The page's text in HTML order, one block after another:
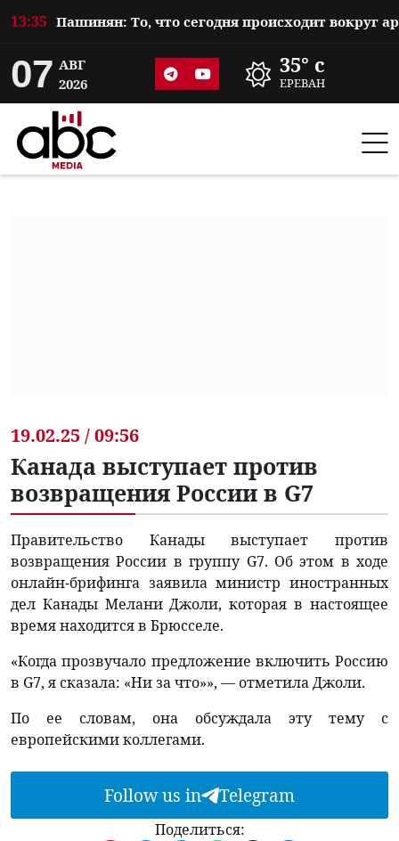
13:35
07 АВГ
2026
35° c
ЕРЕВАН
19.02.25 / 09:56
Канада выступает против
возвращения России в G7
Правительство Канады выступает против
возвращения России в группу G7. Об этом в ходе
онлайн-брифинга заявила министр иностранных
дел Канады Мелани Джоли, которая в настоящее
время находится в Брюсселе.
«Когда прозвучало предложение включить Россию
в G7, я сказала: «Ни за что»», — отметила Джоли.
По ее словам, она обсуждала эту тему с
европейскими коллегами.
Follow us in Telegram
Поделиться: